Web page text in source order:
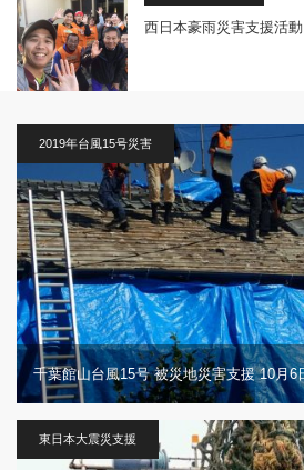
西日本豪雨災害支援活動
2019年台風15号災害
千葉館山台風15号 被災地災害支援 10月6
東日本大震災支援